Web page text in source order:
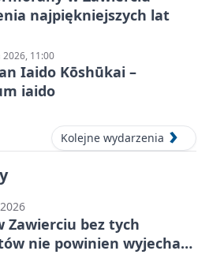
najpiękniejszych lat
11:00
Iaido Kōshūkai –
iaido
Kolejne wydarzenia
Zawierciu bez tych
nie powinien wyjechać